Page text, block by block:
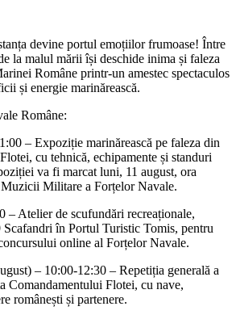
devine portul emoțiilor frumoase! Între
la malul mării își deschide inima și faleza
Române printr-un amestec spectaculos
și energie marinărească.
Române:
– Expoziție marinărească pe faleza din
cu tehnică, echipamente și standuri
va fi marcat luni, 11 august, ora
Militare a Forțelor Navale.
– Atelier de scufundări recreaționale,
în Portul Turistic Tomis, pentru
online al Forțelor Navale.
– 10:00-12:30 – Repetiția generală a
Comandamentului Flotei, cu nave,
românești și partenere.